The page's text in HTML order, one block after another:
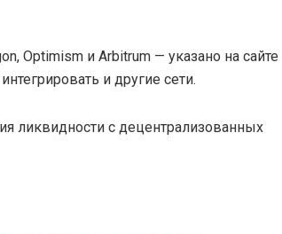
Optimism и Arbitrum — указано на сайте
и другие сети.
ликвидности с децентрализованных